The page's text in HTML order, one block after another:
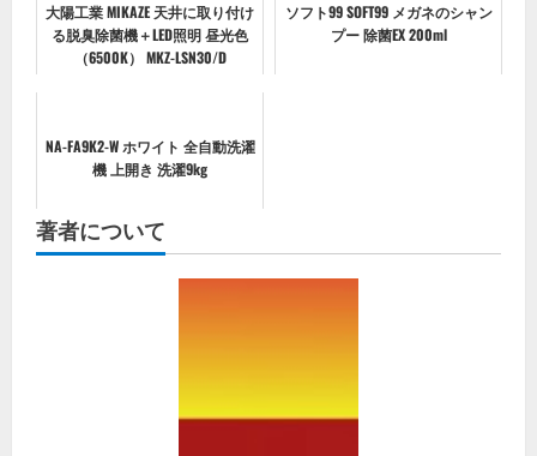
大陽工業 MIKAZE 天井に取り付け
る脱臭除菌機＋LED照明 昼光色
（6500K） MKZ-LSN30/D
ソフト99 SOFT99 メガネのシャン
プー 除菌EX 200ml
NA-FA9K2-W ホワイト 全自動洗濯
機 上開き 洗濯9kg
著者について